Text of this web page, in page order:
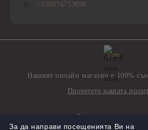
+359876753090
GDPR
Нашият онлайн магазин е 100%
Прочетете нашата
За да направи посещенията Ви на